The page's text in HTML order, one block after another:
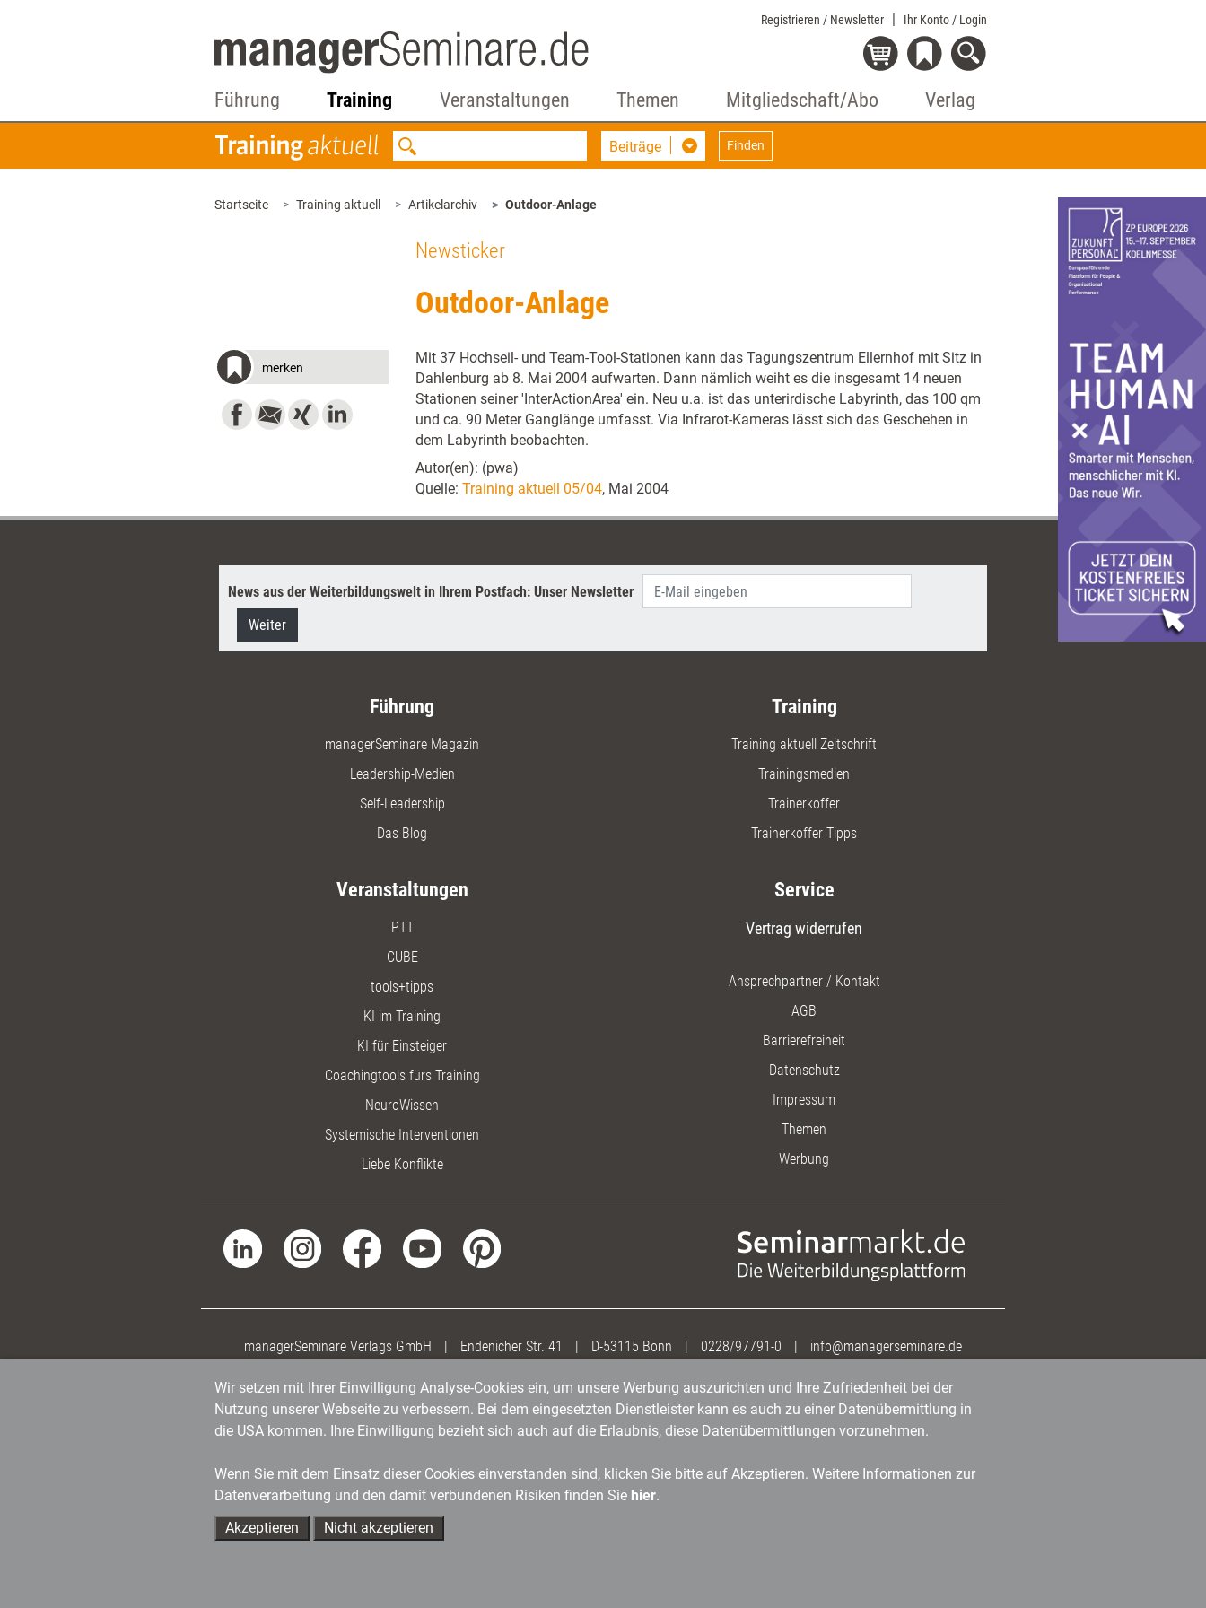
Registrieren / Newsletter Ihr Konto / Login
Führung Training Veranstaltungen Themen Mitgliedschaft/Abo Verlag
Beiträge Finden
Startseite Training aktuell Artikelarchiv Outdoor-Anlage
Newsticker
Outdoor-Anlage
merken
Mit 37 Hochseil- und Team-Tool-Stationen kann das Tagungszentrum Ellernhof mit Sitz in
Dahlenburg ab 8. Mai 2004 aufwarten. Dann nämlich weiht es die insgesamt 14 neuen
Stationen seiner 'InterActionArea' ein. Neu u.a. ist das unterirdische Labyrinth, das 100 qm
und ca. 90 Meter Ganglänge umfasst. Via Infrarot-Kameras lässt sich das Geschehen in
dem Labyrinth beobachten.
Autor(en): (pwa)
Quelle: Training aktuell 05/04, Mai 2004
News aus der Weiterbildungswelt in Ihrem Postfach: Unser Newsletter
Weiter
Führung
managerSeminare Magazin
Leadership-Medien
Self-Leadership
Das Blog
Training
Training aktuell Zeitschrift
Trainingsmedien
Trainerkoffer
Trainerkoffer Tipps
Veranstaltungen
PTT
CUBE
tools+tipps
KI im Training
KI für Einsteiger
Coachingtools fürs Training
NeuroWissen
Systemische Interventionen
Liebe Konflikte
Service
Vertrag widerrufen
Ansprechpartner / Kontakt
AGB
Barrierefreiheit
Datenschutz
Impressum
Themen
Werbung
managerSeminare Verlags GmbH | Endenicher Str. 41 | D-53115 Bonn | 0228/97791-0 | info@managerseminare.de
Wir setzen mit Ihrer Einwilligung Analyse-Cookies ein, um unsere Werbung auszurichten und Ihre Zufriedenheit bei der
Nutzung unserer Webseite zu verbessern. Bei dem eingesetzten Dienstleister kann es auch zu einer Datenübermittlung in
die USA kommen. Ihre Einwilligung bezieht sich auch auf die Erlaubnis, diese Datenübermittlungen vorzunehmen.
Wenn Sie mit dem Einsatz dieser Cookies einverstanden sind, klicken Sie bitte auf Akzeptieren. Weitere Informationen zur
Datenverarbeitung und den damit verbundenen Risiken finden Sie hier.
Akzeptieren
Nicht akzeptieren